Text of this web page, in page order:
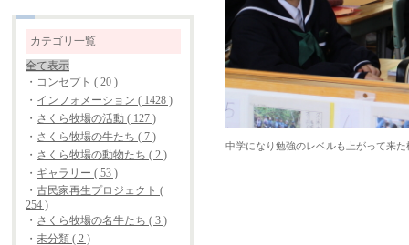
カテゴリ一覧
全て表示
・ コンセプト ( 20 )
・ インフォメーション ( 1428 )
・ さくら牧場の活動 ( 127 )
・ さくら牧場の牛たち ( 7 )
・ さくら牧場の動物たち ( 2 )
・ ギャラリー ( 53 )
・ 古民家再生プロジェクト (
254 )
・ さくら牧場の名牛たち ( 3 )
・ 未分類 ( 2 )
中学になり勉強のレベルも上がって来